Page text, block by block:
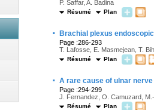
P. Saffar, A. Badina
Résumé Plan
· Brachial plexus
Page :286-293
T. Lafosse, E. Masmejean, T.
Résumé Plan
· A rare cause of ulnar
Page :294-299
J. Fernandez, O. Camuzard,
Résumé Plan